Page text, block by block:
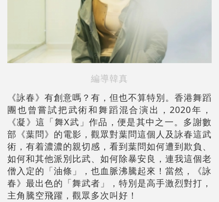
編導韓真
《詠春》有創意嗎？有，但也不算特別。香港舞蹈
團也曾嘗試把武術和舞蹈混合演出，2020年，
《凝》這「舞X武」作品，便是其中之一。多謝數
部《葉問》的電影，觀眾對葉問這個人及詠春這武
術，有着濃濃的親切感，看到葉問如何遭到欺負、
如何和其他派別比武、如何除暴安良，連我這個老
僧入定的「油條」，也血脈沸騰起來！當然，《詠
春》最出色的「舞武者」，特別是高手激烈對打，
主角騰空飛躍，觀眾多次叫好！